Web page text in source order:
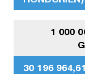
1 000
30 196